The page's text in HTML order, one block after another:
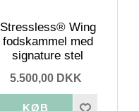
Stressless® Wing
fodskammel med
signature stel
5.500,00 DKK